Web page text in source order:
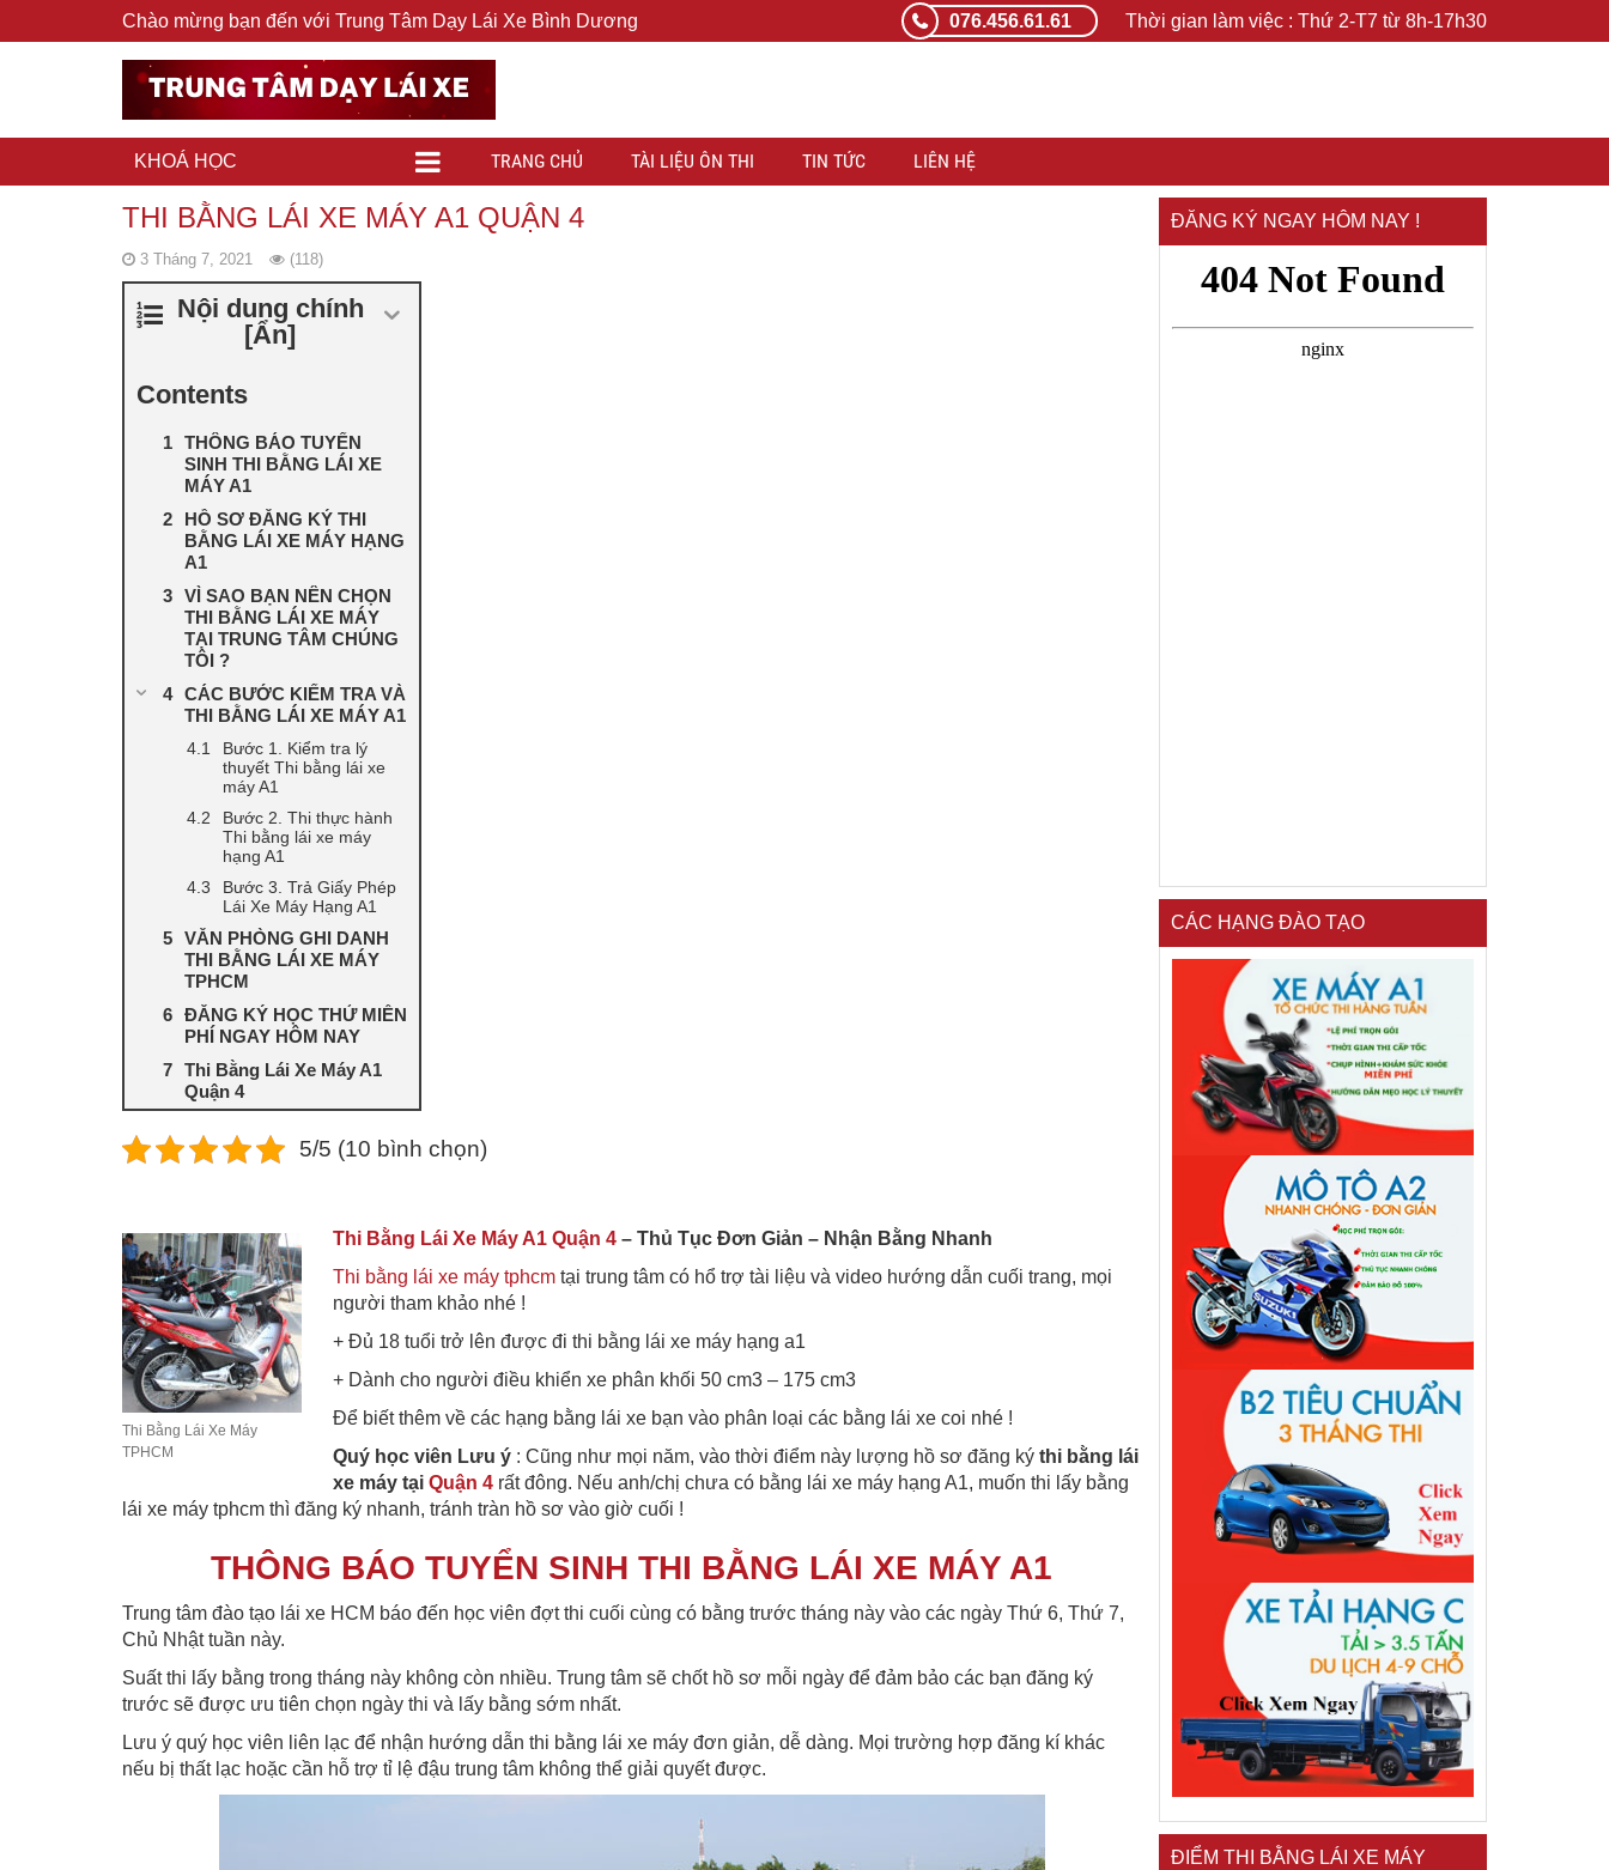
Chào mừng bạn đến với Trung Tâm Dạy Lái Xe Bình Dương 076.456.61.61 Thời gian làm việc : Thứ 2-T7 từ 8h-17h30
KHOÁ HỌC TRANG CHỦ TÀI LIỆU ÔN THI TIN TỨC LIÊN HỆ
THI BẰNG LÁI XE MÁY A1 QUẬN 4
3 Tháng 7, 2021 (118)
Nội dung chính
[Ẩn]
Contents
THÔNG BÁO TUYỂN
SINH THI BẰNG LÁI XE
MÁY A1
HỒ SƠ ĐĂNG KÝ THI
BẰNG LÁI XE MÁY HẠNG
A1
VÌ SAO BẠN NÊN CHỌN
THI BẰNG LÁI XE MÁY
TẠI TRUNG TÂM CHÚNG
TÔI ?
CÁC BƯỚC KIỂM TRA VÀ
THI BẰNG LÁI XE MÁY A1
Bước 1. Kiểm tra lý
thuyết Thi bằng lái xe
máy A1
Bước 2. Thi thực hành
Thi bằng lái xe máy
hạng A1
Bước 3. Trả Giấy Phép
Lái Xe Máy Hạng A1
VĂN PHÒNG GHI DANH
THI BẰNG LÁI XE MÁY
TPHCM
ĐĂNG KÝ HỌC THỬ MIỄN
PHÍ NGAY HÔM NAY
Thi Bằng Lái Xe Máy A1
Quận 4
5/5 (10 bình chọn)
Thi Bằng Lái Xe Máy
TPHCM
Thi Bằng Lái Xe Máy A1 Quận 4– Thủ Tục Đơn Giản – Nhận Bằng Nhanh
Thi bằng lái xe máy tphcmtại trung tâm có hổ trợ tài liệu và video hướng dẫn cuối trang, mọi
người tham khảo nhé !
+ Đủ 18 tuổi trở lên được đi thi bằng lái xe máy hạng a1
+ Dành cho người điều khiển xe phân khối 50 cm3 – 175 cm3
Để biết thêm về các hạng bằng lái xe bạn vào phân loại các bằng lái xe coi nhé !
Quý học viên Lưu ý: Cũng như mọi năm, vào thời điểm này lượng hồ sơ đăng ký thi bằng lái
xe máy tại Quận 4rất đông. Nếu anh/chị chưa có bằng lái xe máy hạng A1, muốn thi lấy bằng
lái xe máy tphcm thì đăng ký nhanh, tránh tràn hồ sơ vào giờ cuối !
THÔNG BÁO TUYỂN SINH THI BẰNG LÁI XE MÁY A1
Trung tâm đào tạo lái xe HCM báo đến học viên đợt thi cuối cùng có bằng trước tháng này vào các ngày Thứ 6, Thứ 7,
Chủ Nhật tuần này.
Suất thi lấy bằng trong tháng này không còn nhiều. Trung tâm sẽ chốt hồ sơ mỗi ngày để đảm bảo các bạn đăng ký
trước sẽ được ưu tiên chọn ngày thi và lấy bằng sớm nhất.
Lưu ý quý học viên liên lạc để nhận hướng dẫn thi bằng lái xe máy đơn giản, dễ dàng. Mọi trường hợp đăng kí khác
nếu bị thất lạc hoặc cần hỗ trợ tỉ lệ đậu trung tâm không thể giải quyết được.
ĐĂNG KÝ NGAY HÔM NAY !
CÁC HẠNG ĐÀO TẠO
ĐIỂM THI BẰNG LÁI XE MÁY